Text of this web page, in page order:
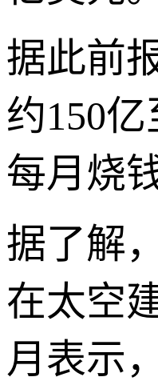
据此前
约150
每月烧
据了解
在太空
月表示